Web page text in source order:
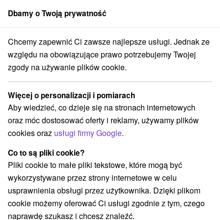
członek grupySorger
Specjalne oferty na Słowacji Wellness pobyty Podglebie
Wellness pobyty Podglebie
Kategorie
Wszystkie kategorie
Pobyty z rabatem(8)
Wellness pobyty(17) Wyjazdy weekendowe
Romantyczne wypady
Wakacje rodzinne(10)
Wybierz lokalizację lub datę
Dbamy o Twoją prywatność
Chcemy zapewnić Ci zawsze najlepsze usługi. Jednak ze
względu na obowiązujące prawo potrzebujemy Twojej
zgody na używanie plików cookie.
Więcej o personalizacji i pomiarach
Aby wiedzieć, co dzieje się na stronach internetowych
oraz móc dostosować oferty i reklamy, używamy plików
cookies oraz usługi firmy Google.
Co to są pliki cookie?
Pliki cookie to małe pliki tekstowe, które mogą być
wykorzystywane przez strony internetowe w celu
usprawnienia obsługi przez użytkownika. Dzięki plikom
cookie możemy oferować Ci usługi zgodnie z tym, czego
naprawdę szukasz i chcesz znaleźć.